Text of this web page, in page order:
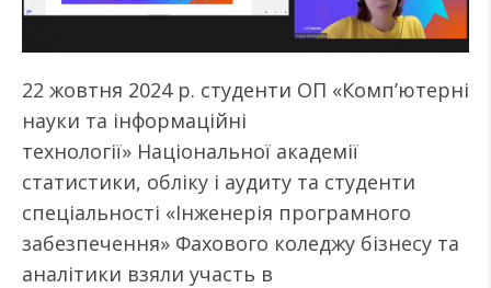
22 жовтня 2024 р. студенти ОП «Комп’ютерні
науки та інформаційні
технології» Національної академії
статистики, обліку і аудиту та студенти
спеціальності «Інженерія програмного
забезпечення» Фахового коледжу бізнесу та
аналітики взяли участь в